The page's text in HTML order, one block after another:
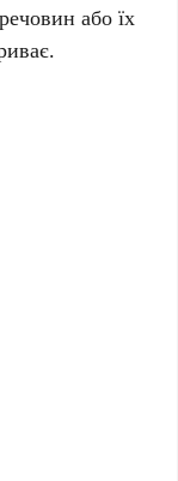
або їх